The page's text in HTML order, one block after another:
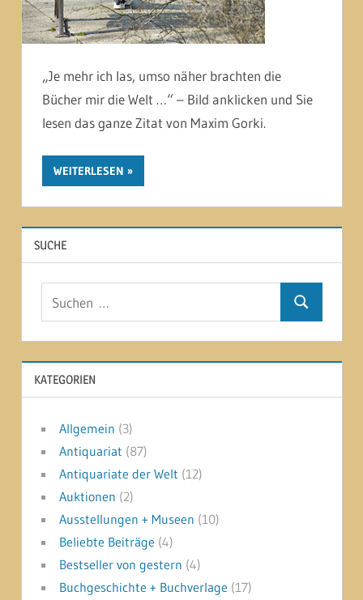
„Je mehr ich las, umso näher brachten die
Bücher mir die Welt …“ – Bild anklicken und Sie
lesen das ganze Zitat von Maxim Gorki.
WEITERLESEN
SUCHE
Suchen
KATEGORIEN
Allgemein (3)
Antiquariat (87)
Antiquariate der Welt (12)
Auktionen (2)
Ausstellungen + Museen (10)
Beliebte Beiträge (4)
Bestseller von gestern (4)
Buchgeschichte + Buchverlage (17)